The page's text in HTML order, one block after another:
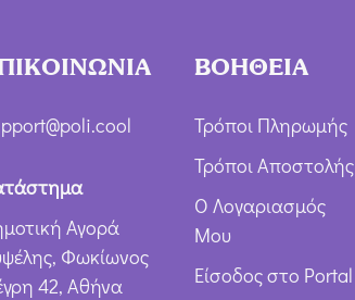
Αγορά
Φωκίωνος
42, Αθήνα
ΒΟΗΘΕΙΑ
Τρόποι Πληρωμής
Τρόποι Αποστολής
Ο Λογαριασμός
Μου
Είσοδος στο Portal